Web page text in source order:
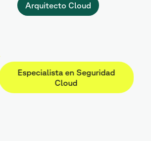
Arquitecto Cloud
Especialista en Seguridad